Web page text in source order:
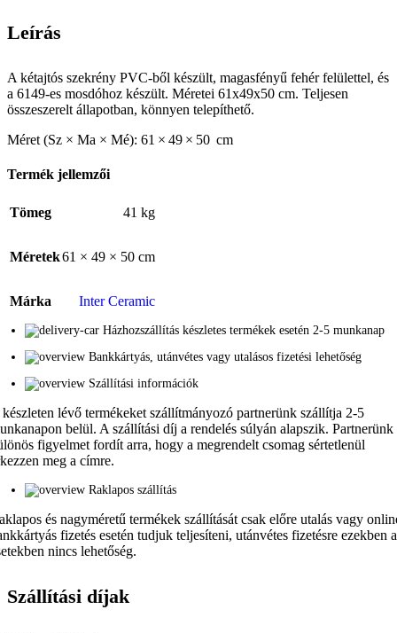
Leírás
A kétajtós szekrény PVC-ből készült, magasfényű fehér felülettel, és
a 6149-es mosdóhoz készült. Méretei 61x49x50 cm. Teljesen
összeszerelt állapotban, könnyen telepíthető.
Méret (Sz × Ma × Mé): 61 × 49 × 50 cm
Termék jellemzői
Tömeg 41 kg
Méretek61 × 49 × 50 cm
Márka Inter Ceramic
Házhozszállítás készletes termékek esetén 2-5 munkanap
Bankkártyás, utánvétes vagy utalásos fizetési lehetőség
Szállítási információk
lévő termékeket szállítmányozó partnerünk szállítja 2-5
belül. A szállítási díj a rendelés súlyán alapszik. Partnerünk
figyelmet fordít arra, hogy a megrendelt csomag sértetlenül
meg a címre.
Raklapos szállítás
és nagyméretű termékek szállítását csak előre utalás vagy
fizetés esetén tudjuk teljesíteni, utánvétes fizetésre ezekben
nincs lehetőség.
Szállítási díjak